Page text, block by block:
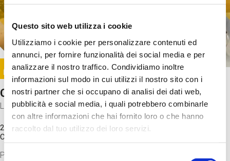
Questo sito web utilizza i cookie
Utilizziamo i cookie per personalizzare contenuti ed
annunci, per fornire funzionalità dei social media e per
analizzare il nostro traffico. Condividiamo inoltre
informazioni sul modo in cui utilizzi il nostro sito con i
nostri partner che si occupano di analisi dei dati web,
pubblicità e social media, i quali potrebbero combinarle
con altre informazioni che hai fornito loro o che hanno
raccolto dal tuo utilizzo dei loro servizi.
Selezione
Image
SUNDAY@STEP
Come funziona il cervello?
Laboratorio
20 Set 2026 / 11:15 - 13:00
Costo
Proveremo a costruire un cervello in cartoncino cercando di